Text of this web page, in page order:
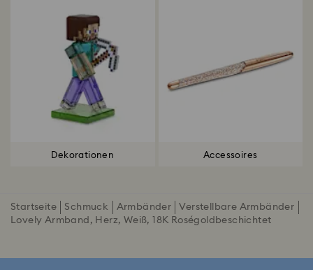
Dekorationen Accessoires
Startseite Schmuck Armbänder
Verstellbare Armbänder
Lovely Armband, Herz, Weiß, 18K Roségoldbeschichtet